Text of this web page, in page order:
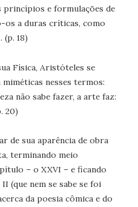
princípios e formulações de
os a duras críticas, como
(p. 18)
Física, Aristóteles se
nesses termos:
não sabe fazer, a arte faz:
20)
de sua aparência de obra
terminando meio
– o XXVI – e ficando
(que nem se sabe se foi
da poesia cômica e do